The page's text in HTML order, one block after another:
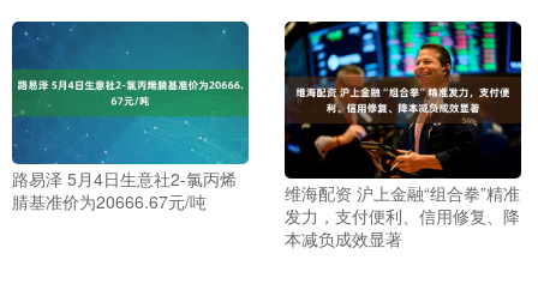
路易泽 5月4日生意社2-氯丙烯
腈基准价为20666.67元/吨
维海配资 沪上金融“组合拳”精准
发力，支付便利、信用修复、降
本减负成效显著